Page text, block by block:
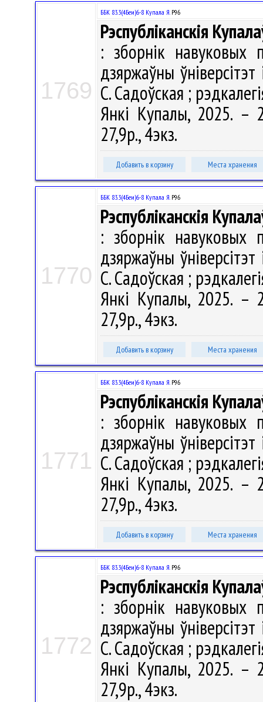
1769
ББК 83.3(4Беи)6-8 Купала Я.Р96
Рэспубліканскія
: зборнік навуковых
дзяржаўны
С. Садоўская ;
Янкі Купалы, 2025. –
27,9р., 4экз.
Добавить в корзину Места хранения
1770
ББК 83.3(4Беи)6-8 Купала Я.Р96
Рэспубліканскія
: зборнік навуковых
дзяржаўны
С. Садоўская ;
Янкі Купалы, 2025. –
27,9р., 4экз.
Добавить в корзину Места хранения
1771
ББК 83.3(4Беи)6-8 Купала Я.Р96
Рэспубліканскія
: зборнік навуковых
дзяржаўны
С. Садоўская ;
Янкі Купалы, 2025. –
27,9р., 4экз.
Добавить в корзину Места хранения
1772
ББК 83.3(4Беи)6-8 Купала Я.Р96
Рэспубліканскія
: зборнік навуковых
дзяржаўны
С. Садоўская ;
Янкі Купалы, 2025. –
27,9р., 4экз.